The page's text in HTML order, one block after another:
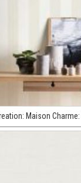
Maison Charme: